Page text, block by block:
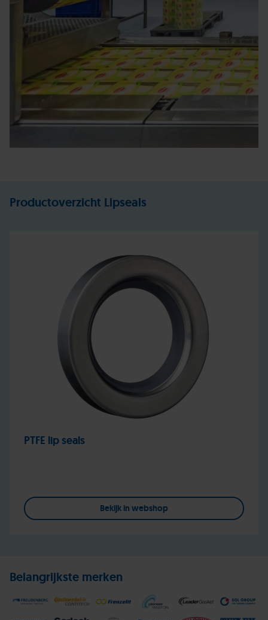
Productoverzicht Lipseals
PTFE lip seals
Bekijk in webshop
Belangrijkste merken